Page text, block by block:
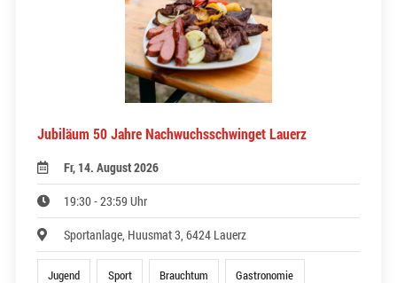
Jubiläum 50 Jahre Nachwuchsschwinget Lauerz
Fr, 14. August 2026
19:30 - 23:59 Uhr
Sportanlage, Huusmat 3, 6424 Lauerz
Jugend Sport Brauchtum Gastronomie